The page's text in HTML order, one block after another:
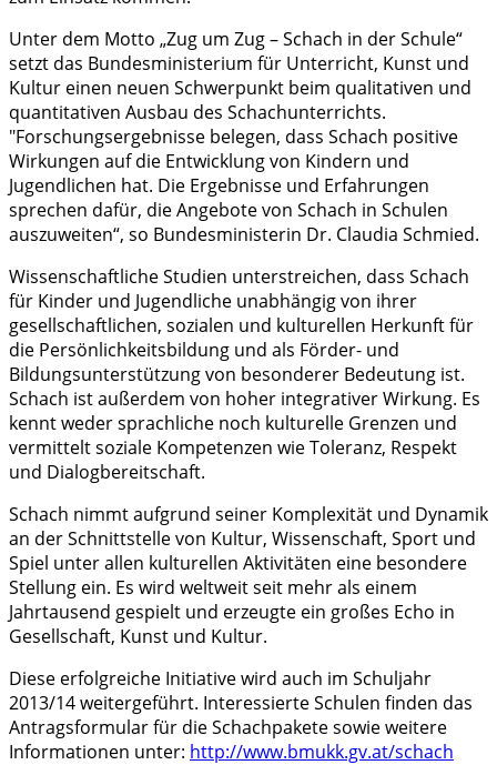
Unter dem Motto „Zug um Zug – Schach in der Schule“
setzt das Bundesministerium für Unterricht, Kunst und
Kultur einen neuen Schwerpunkt beim qualitativen und
quantitativen Ausbau des Schachunterrichts.
"Forschungsergebnisse belegen, dass Schach positive
Wirkungen auf die Entwicklung von Kindern und
Jugendlichen hat. Die Ergebnisse und Erfahrungen
sprechen dafür, die Angebote von Schach in Schulen
auszuweiten“, so Bundesministerin Dr. Claudia Schmied.
Wissenschaftliche Studien unterstreichen, dass Schach
für Kinder und Jugendliche unabhängig von ihrer
gesellschaftlichen, sozialen und kulturellen Herkunft für
die Persönlichkeitsbildung und als Förder- und
Bildungsunterstützung von besonderer Bedeutung ist.
Schach ist außerdem von hoher integrativer Wirkung. Es
kennt weder sprachliche noch kulturelle Grenzen und
vermittelt soziale Kompetenzen wie Toleranz, Respekt
und Dialogbereitschaft.
Schach nimmt aufgrund seiner Komplexität und Dynamik
an der Schnittstelle von Kultur, Wissenschaft, Sport und
Spiel unter allen kulturellen Aktivitäten eine besondere
Stellung ein. Es wird weltweit seit mehr als einem
Jahrtausend gespielt und erzeugte ein großes Echo in
Gesellschaft, Kunst und Kultur.
Diese erfolgreiche Initiative wird auch im Schuljahr
2013/14 weitergeführt. Interessierte Schulen finden das
Antragsformular für die Schachpakete sowie weitere
Informationen unter: http://www.bmukk.gv.at/schach